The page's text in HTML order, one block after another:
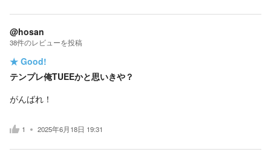
@hosan
38件のレビューを投稿
★ Good!
テンプレ俺TUEEかと思いきや？
がんばれ！
1 2025年6月18日 19:31